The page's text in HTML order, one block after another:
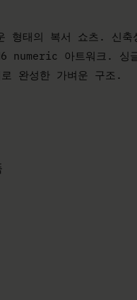
형태의 복서 쇼츠. 신축
numeric 아트워크. 싱
로 완성한 가벼운 구조.